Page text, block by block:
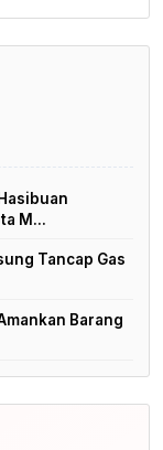
M...
Tancap Gas
Barang